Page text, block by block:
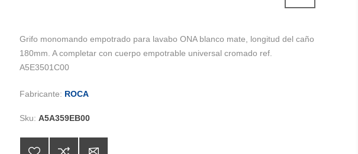
Grifo monomando empotrado para lavabo ONA blanco mate, longitud del caño
180mm. A completar con cuerpo empotrable universal cromado ref.
A5E3501C00
Fabricante: ROCA
Sku: A5A359EB00